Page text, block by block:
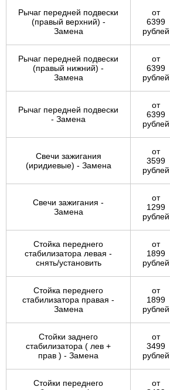
Рычаг передней подвески
(правый верхний) -
Замена
от
6399
рублей
Рычаг передней подвески
(правый нижний) -
Замена
от
6399
рублей
Рычаг передней подвески
- Замена
от
6399
рублей
Свечи зажигания
(иридиевые) - Замена
от
3599
рублей
Свечи зажигания -
Замена
от
1299
рублей
Стойка переднего
стабилизатора левая -
снять/установить
от
1899
рублей
Стойка переднего
стабилизатора правая -
Замена
от
1899
рублей
Стойки заднего
стабилизатора ( лев +
прав ) - Замена
от
3499
рублей
Стойки переднего
от